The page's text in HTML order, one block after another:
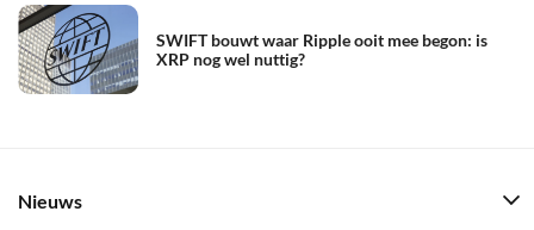
SWIFT bouwt waar Ripple ooit mee begon: is
XRP nog wel nuttig?
Nieuws